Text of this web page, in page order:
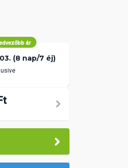
ár
03. (8 nap/7 éj)